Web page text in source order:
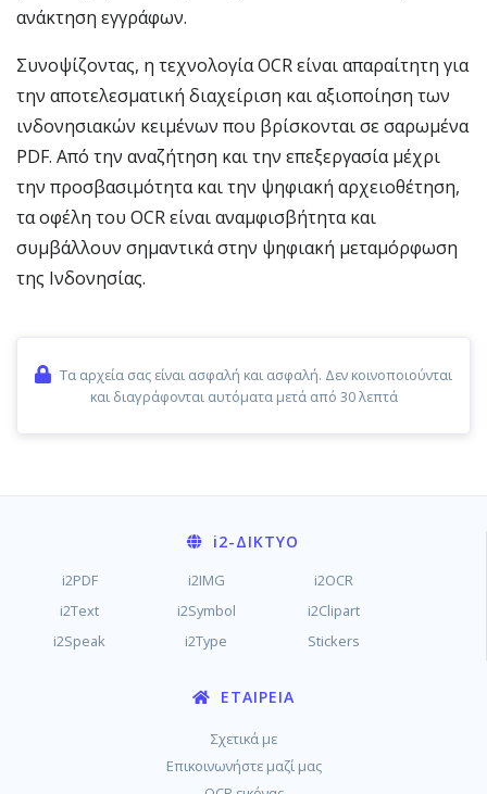
ανάκτηση εγγράφων.
Συνοψίζοντας, η τεχνολογία OCR είναι απαραίτητη για
την αποτελεσματική διαχείριση και αξιοποίηση των
ινδονησιακών κειμένων που βρίσκονται σε σαρωμένα
PDF. Από την αναζήτηση και την επεξεργασία μέχρι
την προσβασιμότητα και την ψηφιακή αρχειοθέτηση,
τα οφέλη του OCR είναι αναμφισβήτητα και
συμβάλλουν σημαντικά στην ψηφιακή μεταμόρφωση
της Ινδονησίας.
Τα αρχεία σας είναι ασφαλή και ασφαλή. Δεν κοινοποιούνται
και διαγράφονται αυτόματα μετά από 30 λεπτά
i2-ΔΊΚΤΥΟ
i2PDF i2IMG
i2OCR
i2Text
i2Symbol
i2Clipart
i2Speak
i2Type Stickers
ΕΤΑΙΡΕΊΑ
Σχετικά με
Επικοινωνήστε μαζί μας